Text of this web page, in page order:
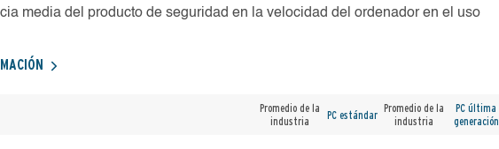
media del producto de seguridad en la velocidad del ordenador en el uso
Promedio de la
industria
PC estándar Promedio de la
industria
PC última
generación